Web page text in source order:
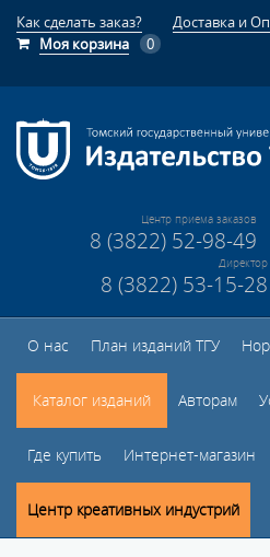
Как сделать заказ?
Доставка и
Моя корзина
0
Центр приема заказов
8 (3822) 52-98-49
Директор
8 (3822) 53-15-28
О нас План изданий ТГУ
Каталог изданий Авторам
Где купить Интернет-магазин
Центр креативных индустрий